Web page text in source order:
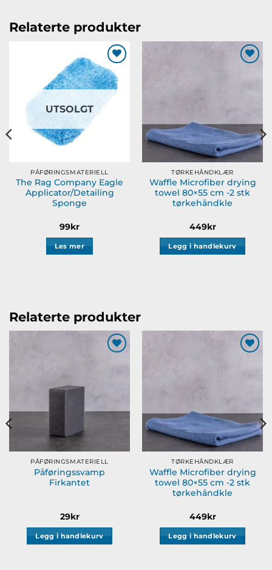
Relaterte produkter
Legg til
ønskeliste
UTSOLGT
PÅFØRINGSMATERIELL
The Rag Company Eagle
Applicator/Detailing
Sponge
99kr
Les mer
TØRKEHÅNDKLÆR
Waffle Microfiber drying
towel 80×55 cm -2 stk
tørkehåndkle
449kr
Legg i handlekurv
Relaterte produkter
PÅFØRINGSMATERIELL
Påføringssvamp
Firkantet
29kr
Legg i handlekurv
TØRKEHÅNDKLÆR
Waffle Microfiber drying
towel 80×55 cm -2 stk
tørkehåndkle
449kr
Legg i handlekurv